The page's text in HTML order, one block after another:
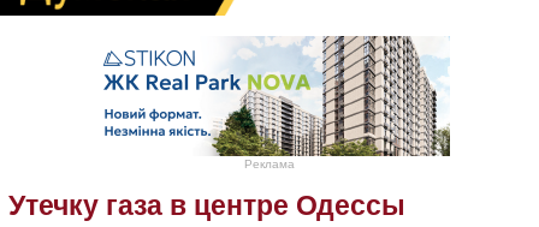
Реклама
Утечку газа в центре Одессы